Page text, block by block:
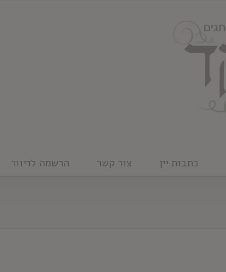
כתבות יין צור קשר הרשמה לדיוור